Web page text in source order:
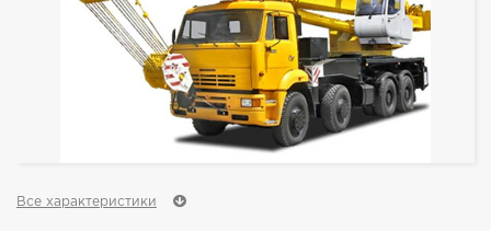
Все характеристики